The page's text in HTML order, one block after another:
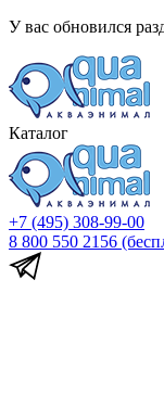
У вас обновился
Каталог
+7 (495) 308-99-00
8 800 550 2156